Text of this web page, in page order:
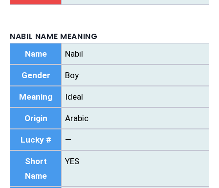
NABIL NAME MEANING
Name Nabil
Gender Boy
Meaning Ideal
Origin Arabic
Lucky # —
Short
Name
YES